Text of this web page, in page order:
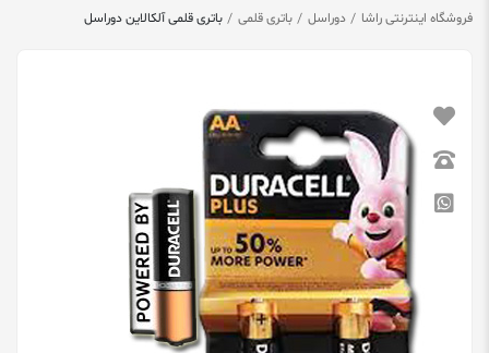
فروشگاه اینترنتی راشا دوراسل باتری قلمی باتری قلمی آلکالاین دوراسل